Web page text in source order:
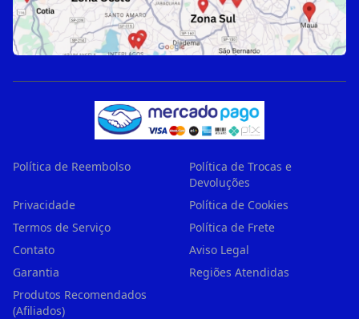
Política de Reembolso
Política de Trocas e
Devoluções
Privacidade
Política de Cookies
Termos de Serviço
Política de Frete
Contato
Aviso Legal
Garantia
Regiões Atendidas
Produtos Recomendados
(Afiliados)